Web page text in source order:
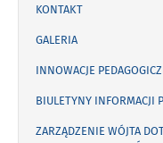
KONTAKT
GALERIA
INNOWACJE
BIULETYNY INFORMACJI
ZARZĄDZENIE WÓJTA